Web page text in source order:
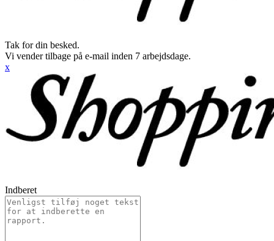
Tak for din besked.
Vi vender tilbage på e-mail inden 7 arbejdsdage.
x
Indberet